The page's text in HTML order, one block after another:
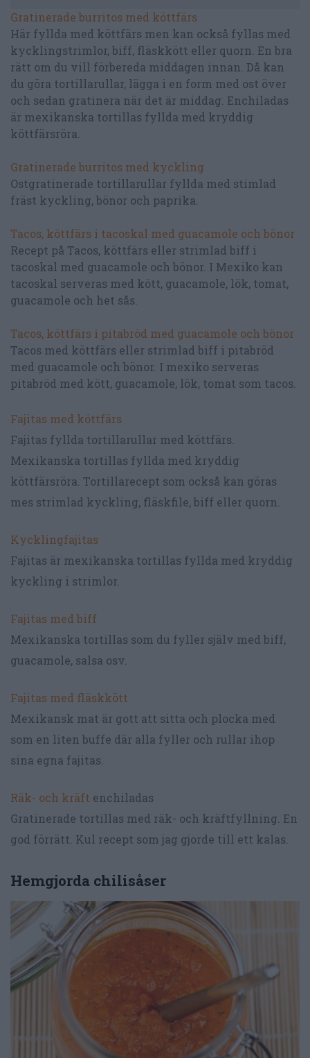
Gratinerade burritos med köttfärs
Här fyllda med köttfärs men kan också fyllas med
kycklingstrimlor, biff, fläskkött eller quorn. En bra
rätt om du vill förbereda middagen innan. Då kan
du göra tortillarullar, lägga i en form med ost över
och sedan gratinera när det är middag. Enchiladas
är mexikanska tortillas fyllda med kryddig
köttfärsröra.
Gratinerade burritos med kyckling
Ostgratinerade tortillarullar fyllda med stimlad
fräst kyckling, bönor och paprika.
Tacos, köttfärs i tacoskal med guacamole och bönor
Recept på Tacos, köttfärs eller strimlad biff i
tacoskal med guacamole och bönor. I Mexiko kan
tacoskal serveras med kött, guacamole, lök, tomat,
guacamole och het sås.
Tacos, köttfärs i pitabröd med guacamole och bönor
Tacos med köttfärs eller strimlad biff i pitabröd
med guacamole och bönor. I mexiko serveras
pitabröd med kött, guacamole, lök, tomat som tacos.
Fajitas med köttfärs
Fajitas fyllda tortillarullar med köttfärs.
Mexikanska tortillas fyllda med kryddig
köttfärsröra. Tortillarecept som också kan göras
mes strimlad kyckling, fläskfile, biff eller quorn.
Kycklingfajitas
Fajitas är mexikanska tortillas fyllda med kryddig
kyckling i strimlor.
Fajitas med biff
Mexikanska tortillas som du fyller själv med biff,
guacamole, salsa osv.
Fajitas med fläskkött
Mexikansk mat är gott att sitta och plocka med
som en liten buffe där alla fyller och rullar ihop
sina egna fajitas.
Räk- och kräft enchiladas
Gratinerade tortillas med räk- och kräftfyllning. En
god förrätt. Kul recept som jag gjorde till ett kalas.
Hemgjorda chilisåser